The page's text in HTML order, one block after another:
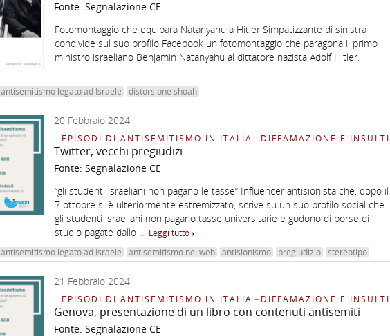
Fonte: Segnalazione CE
Fotomontaggio che equipara Natanyahu a Hitler Simpatizzante di sinistra
condivide sul suo profilo Facebook un fotomontaggio che paragona il primo
ministro israeliano Benjamin Natanyahu al dittatore nazista Adolf Hitler.
antisemitismo legato ad Israele distorsione shoah
20 Febbraio 2024
EPISODI DI ANTISEMITISMO IN ITALIA – DIFFAMAZIONE E INSULTI
Twitter, vecchi pregiudizi
Fonte: Segnalazione CE
“gli studenti israeliani non pagano le tasse” Influencer antisionista che, dopo il
7 ottobre si è ulteriormente estremizzato, scrive su un suo profilo social che
gli studenti israeliani non pagano tasse universitarie e godono di borse di
studio pagate dallo … Leggi tutto
antisemitismo legato ad Israele antisemitismo nel web antisionismo pregiudizio stereotipo
21 Febbraio 2024
EPISODI DI ANTISEMITISMO IN ITALIA – DIFFAMAZIONE E INSULTI
Genova, presentazione di un libro con contenuti antisemiti
Fonte: Segnalazione CE